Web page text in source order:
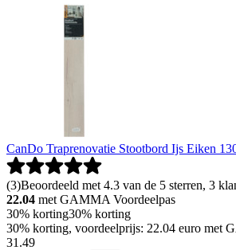
CanDo Traprenovatie Stootbord Ijs Eiken
(3)Beoordeeld met 4.3 van de 5 sterren, 3
22.04 met GAMMA Voordeelpas
30% korting30% korting
30% korting, voordeelprijs: 22.04 euro met
31 .49